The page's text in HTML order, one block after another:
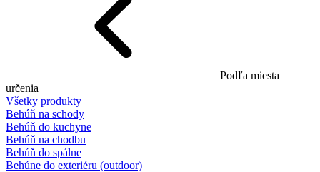
Podľa miesta
určenia
Všetky produkty
Behúň na schody
Behúň do kuchyne
Behúň na chodbu
Behúň do spálne
Behúne do exteriéru (outdoor)